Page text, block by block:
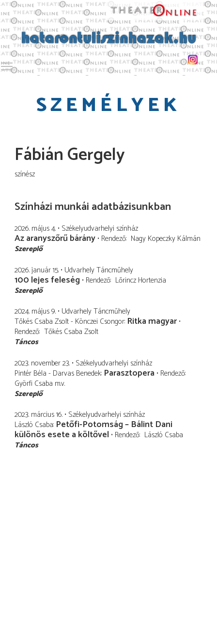
Toggle main menu visibility
SZEMÉLYEK
Fábián Gergely
színész
Színházi munkái adatbázisunkban
2026. május 4. Székelyudvarhelyi színház
Az aranyszőrű bárány Rendező Nagy Kopeczky Kálmán
Szereplő
2026. január 15. Udvarhely Táncműhely
100 lejes feleség Rendező Lőrincz Hortenzia
Szereplő
2024. május 9. Udvarhely Táncműhely
Tőkés Csaba Zsolt - Könczei Csongor Ritka magyar
Rendező Tőkés Csaba Zsolt
Táncos
2023. november 23. Székelyudvarhelyi színház
Pintér Béla - Darvas Benedek Parasztopera Rendező
Györfi Csaba m.v.
Szereplő
2023. március 16. Székelyudvarhelyi színház
László Csaba Petőfi-Potomság – Bálint Dani
különös esete a költővel Rendező László Csaba
Táncos